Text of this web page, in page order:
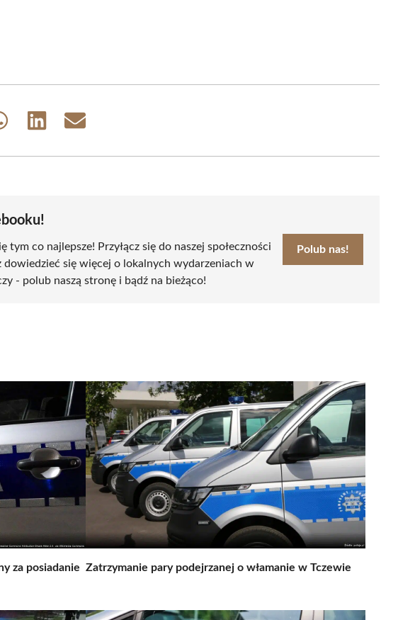
Share
Share
co najlepsze! Przyłącz się do naszej społeczności
dowiedzieć się więcej o lokalnych wydarzeniach w
- polub naszą stronę i bądź na bieżąco!
Polub nas!
za posiadanie Zatrzymanie pary podejrzanej o włamanie w Tczewie